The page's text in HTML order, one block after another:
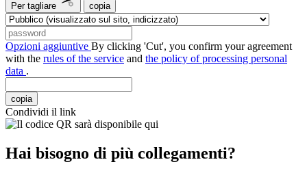
Per tagliare copia
Opzioni aggiuntive By clicking 'Cut', you confirm your agreement
with the rules of the service and the policy of processing personal
data .
copia
Condividi il link
Hai bisogno di più collegamenti?